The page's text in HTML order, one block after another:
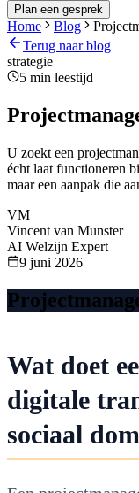
Plan een gesprek
Home Blog
Terug naar blog
strategie
5 min leestijd
U zoekt een
écht laat functioneren
maar een aanpak die
VM
Vincent van Munster
AI Welzijn Expert
9 juni 2026
Wat doet
digitale
sociaal